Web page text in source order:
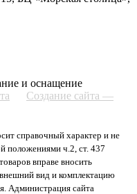
и оснащение
Создание сайта —
справочный характер и не
положениями ч.2, ст. 437
вправе вносить
вид и комплектацию
Администрация сайта